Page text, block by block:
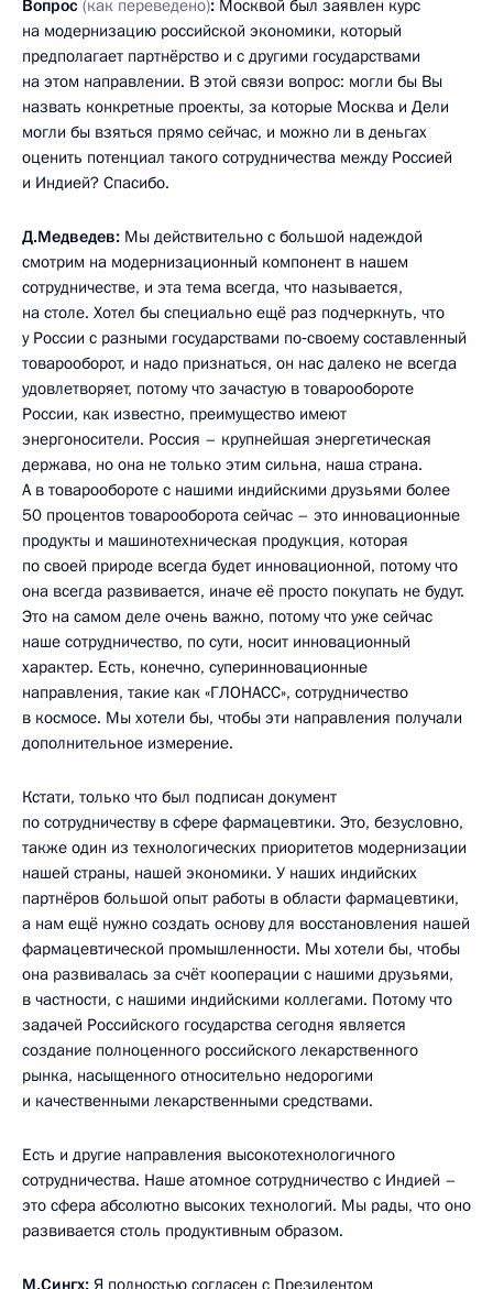
Вопрос (как переведено): Москвой был заявлен курс
на модернизацию российской экономики, который
предполагает партнёрство и с другими государствами
на этом направлении. В этой связи вопрос: могли бы Вы
назвать конкретные проекты, за которые Москва и Дели
могли бы взяться прямо сейчас, и можно ли в деньгах
оценить потенциал такого сотрудничества между Россией
и Индией? Спасибо.
Д.Медведев: Мы действительно с большой надеждой
смотрим на модернизационный компонент в нашем
сотрудничестве, и эта тема всегда, что называется,
на столе. Хотел бы специально ещё раз подчеркнуть, что
у России с разными государствами по‑своему составленный
товарооборот, и надо признаться, он нас далеко не всегда
удовлетворяет, потому что зачастую в товарообороте
России, как известно, преимущество имеют
энергоносители. Россия – крупнейшая энергетическая
держава, но она не только этим сильна, наша страна.
А в товарообороте с нашими индийскими друзьями более
50 процентов товарооборота сейчас – это инновационные
продукты и машинотехническая продукция, которая
по своей природе всегда будет инновационной, потому что
она всегда развивается, иначе её просто покупать не будут.
Это на самом деле очень важно, потому что уже сейчас
наше сотрудничество, по сути, носит инновационный
характер. Есть, конечно, суперинновационные
направления, такие как «ГЛОНАСС», сотрудничество
в космосе. Мы хотели бы, чтобы эти направления получали
дополнительное измерение.
Кстати, только что был подписан документ
по сотрудничеству в сфере фармацевтики. Это, безусловно,
также один из технологических приоритетов модернизации
нашей страны, нашей экономики. У наших индийских
партнёров большой опыт работы в области фармацевтики,
а нам ещё нужно создать основу для восстановления нашей
фармацевтической промышленности. Мы хотели бы, чтобы
она развивалась за счёт кооперации с нашими друзьями,
в частности, с нашими индийскими коллегами. Потому что
задачей Российского государства сегодня является
создание полноценного российского лекарственного
рынка, насыщенного относительно недорогими
и качественными лекарственными средствами.
Есть и другие направления высокотехнологичного
сотрудничества. Наше атомное сотрудничество с Индией –
это сфера абсолютно высоких технологий. Мы рады, что оно
развивается столь продуктивным образом.
М.Сингх: Я полностью согласен с Президентом